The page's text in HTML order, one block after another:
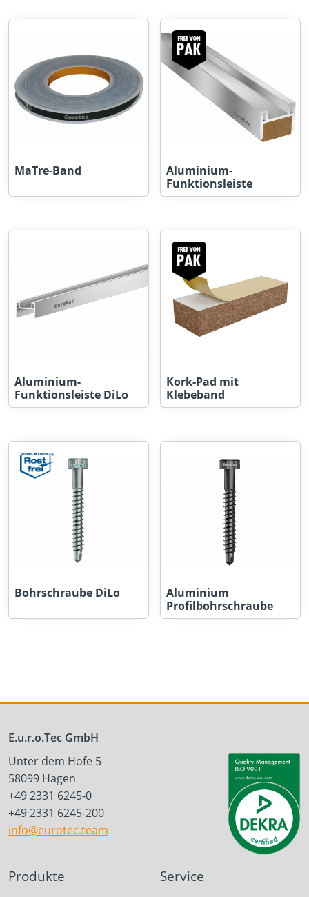
MaTre-Band
Aluminium-
Funktionsleiste
Aluminium-
Funktionsleiste DiLo
Kork-Pad mit
Klebeband
Bohrschraube DiLo
Aluminium
Profilbohrschraube
E.u.r.o.Tec GmbH
Unter dem Hofe 5
58099 Hagen
+49 2331 6245-0
+49 2331 6245-200
info@eurotec.team
Produkte Service